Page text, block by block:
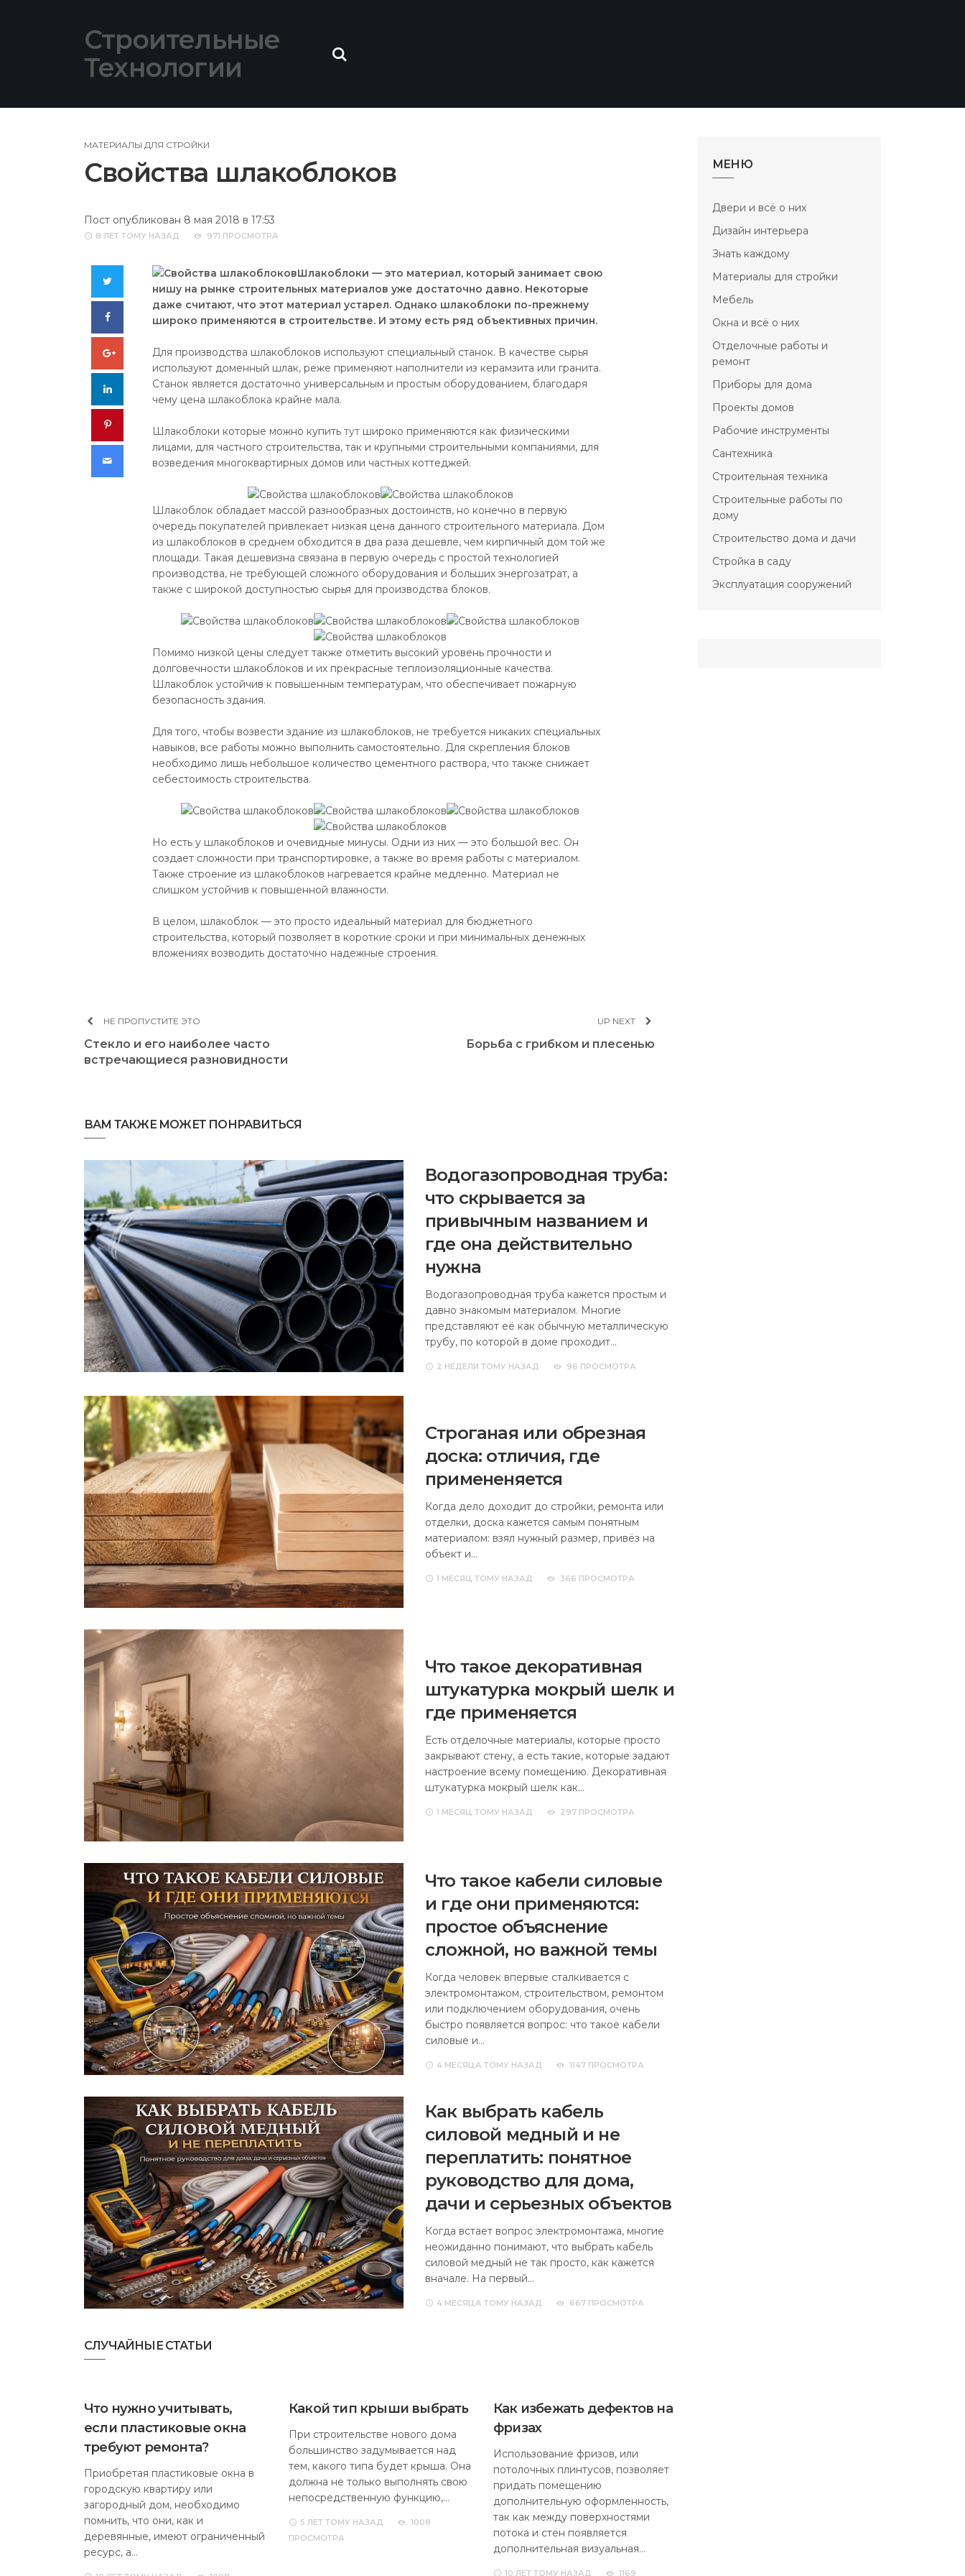
Строительные
Технологии
МАТЕРИАЛЫ ДЛЯ СТРОЙКИ
Свойства шлакоблоков
Пост опубликован 8 мая 2018 в 17:53
8 ЛЕТ ТОМУ НАЗАД 971 ПРОСМОТРА
Facebook
Google+
LinkedIn
Pinterest
Шлакоблоки — это материал, который занимает свою
нишу на рынке строительных материалов уже достаточно давно. Некоторые
даже считают, что этот материал устарел. Однако шлакоблоки по-прежнему
широко применяются в строительстве. И этому есть ряд объективных причин.
Для производства шлакоблоков используют специальный станок. В качестве сырья
используют доменный шлак, реже применяют наполнители из керамзита или гранита.
Станок является достаточно универсальным и простым оборудованием, благодаря
чему цена шлакоблока крайне мала.
Шлакоблоки которые можно купить тут широко применяются как физическими
лицами, для частного строительства, так и крупными строительными компаниями, для
возведения многоквартирных домов или частных коттеджей.
Шлакоблок обладает массой разнообразных достоинств, но конечно в первую
очередь покупателей привлекает низкая цена данного строительного материала. Дом
из шлакоблоков в среднем обходится в два раза дешевле, чем кирпичный дом той же
площади. Такая дешевизна связана в первую очередь с простой технологией
производства, не требующей сложного оборудования и больших энергозатрат, а
также с широкой доступностью сырья для производства блоков.
Помимо низкой цены следует также отметить высокий уровень прочности и
долговечности шлакоблоков и их прекрасные теплоизоляционные качества.
Шлакоблок устойчив к повышенным температурам, что обеспечивает пожарную
безопасность здания.
Для того, чтобы возвести здание из шлакоблоков, не требуется никаких специальных
навыков, все работы можно выполнить самостоятельно. Для скрепления блоков
необходимо лишь небольшое количество цементного раствора, что также снижает
себестоимость строительства.
Но есть у шлакоблоков и очевидные минусы. Одни из них — это большой вес. Он
создает сложности при транспортировке, а также во время работы с материалом.
Также строение из шлакоблоков нагревается крайне медленно. Материал не
слишком устойчив к повышенной влажности.
В целом, шлакоблок — это просто идеальный материал для бюджетного
строительства, который позволяет в короткие сроки и при минимальных денежных
вложениях возводить достаточно надежные строения.
НЕ ПРОПУСТИТЕ ЭТО
Стекло и его наиболее часто
встречающиеся разновидности
UP NEXT
Борьба с грибком и плесенью
ВАМ ТАКЖЕ МОЖЕТ ПОНРАВИТЬСЯ
Водогазопроводная труба:
что скрывается за
привычным названием и
где она действительно
нужна
Водогазопроводная труба кажется простым и
давно знакомым материалом. Многие
представляют её как обычную металлическую
трубу, по которой в доме проходит…
2 НЕДЕЛИ ТОМУ НАЗАД 96 ПРОСМОТРА
Строганая или обрезная
доска: отличия, где
примененяется
Когда дело доходит до стройки, ремонта или
отделки, доска кажется самым понятным
материалом: взял нужный размер, привёз на
объект и…
1 МЕСЯЦ ТОМУ НАЗАД 366 ПРОСМОТРА
Что такое декоративная
штукатурка мокрый шелк и
где применяется
Есть отделочные материалы, которые просто
закрывают стену, а есть такие, которые задают
настроение всему помещению. Декоративная
штукатурка мокрый шелк как…
1 МЕСЯЦ ТОМУ НАЗАД 297 ПРОСМОТРА
Что такое кабели силовые
и где они применяются:
простое объяснение
сложной, но важной темы
Когда человек впервые сталкивается с
электромонтажом, строительством, ремонтом
или подключением оборудования, очень
быстро появляется вопрос: что такое кабели
силовые и…
4 МЕСЯЦА ТОМУ НАЗАД 1147 ПРОСМОТРА
Как выбрать кабель
силовой медный и не
переплатить: понятное
руководство для дома,
дачи и серьезных объектов
Когда встает вопрос электромонтажа, многие
неожиданно понимают, что выбрать кабель
силовой медный не так просто, как кажется
вначале. На первый…
4 МЕСЯЦА ТОМУ НАЗАД 667 ПРОСМОТРА
СЛУЧАЙНЫЕ СТАТЬИ
Что нужно учитывать,
если пластиковые окна
требуют ремонта?
Приобретая пластиковые окна в
городскую квартиру или
загородный дом, необходимо
помнить, что они, как и
деревянные, имеют ограниченный
ресурс, а…
Какой тип крыши выбрать
При строительстве нового дома
большинство задумывается над
тем, какого типа будет крыша. Она
должна не только выполнять свою
непосредственную функцию,…
5 ЛЕТ ТОМУ НАЗАД
1008
ПРОСМОТРА
Как избежать дефектов на
фризах
Использование фризов, или
потолочных плинтусов, позволяет
придать помещению
дополнительную оформленность,
так как между поверхностями
потока и стен появляется
дополнительная визуальная…
10 ЛЕТ ТОМУ НАЗАД 1169
МЕНЮ
Двери и всё о них
Дизайн интерьера
Знать каждому
Материалы для стройки
Мебель
Окна и всё о них
Отделочные работы и
ремонт
Приборы для дома
Проекты домов
Рабочие инструменты
Сантехника
Строительная техника
Строительные работы по
дому
Строительство дома и дачи
Стройка в саду
Эксплуатация сооружений